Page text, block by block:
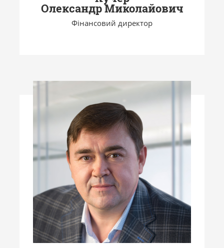
Олександр Миколайович
Фінансовий директор